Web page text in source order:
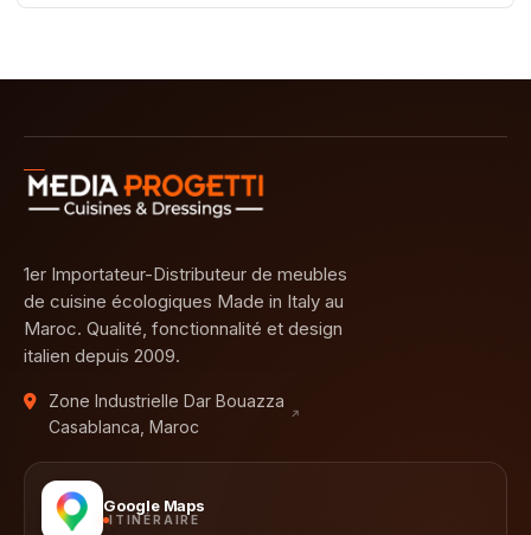
1er Importateur-Distributeur de meubles
de cuisine écologiques Made in Italy au
Maroc. Qualité, fonctionnalité et design
italien depuis 2009.
Zone Industrielle Dar Bouazza
Casablanca, Maroc
Google Maps
ITINÉRAIRE